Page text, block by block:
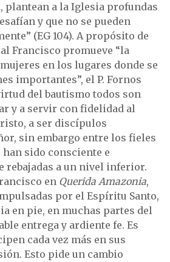
plantean a la Iglesia profundas
y que no se pueden
(EG 104). A propósito de
Francisco promueve “la
en los lugares donde se
importantes”, el P. Fornos
del bautismo todos son
y a servir con fidelidad al
a ser discípulos
sin embargo entre los fieles
sido consciente e
rebajadas a un nivel inferior.
en Querida Amazonia,
por el Espíritu Santo,
en pie, en muchas partes del
entrega y ardiente fe. Es
cada vez más en sus
Esto pide un cambio